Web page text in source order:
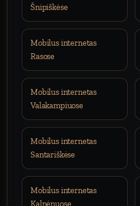
Šnipiškėse
Mobilus internetas
Rasose
Mobilus internetas
Valakampiuose
Mobilus internetas
Santariškėse
Mobilus internetas
Kalnėnuose